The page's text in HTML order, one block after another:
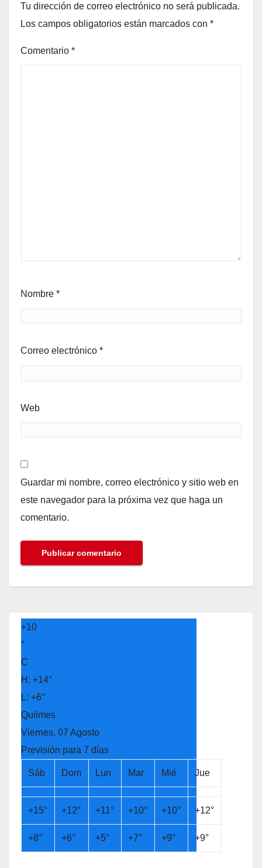
Tu dirección de correo electrónico no será publicada.
Los campos obligatorios están marcados con *
Comentario *
Nombre *
Correo electrónico *
Web
Guardar mi nombre, correo electrónico y sitio web en
este navegador para la próxima vez que haga un
comentario.
+10
°
C
H: +14°
L: +6°
Quilmes
Viernes, 07 Agosto
Previsión para 7 días
Sáb Dom Lun Mar Mié Jue
+15° +12° +11° +10° +10° +12°
+8° +6° +5° +7° +9° +9°